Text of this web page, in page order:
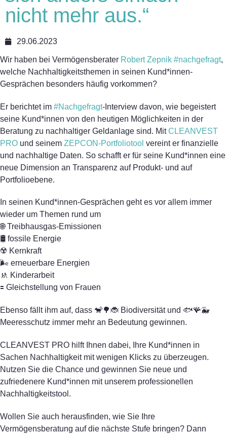
nicht mehr aus.“
29.06.2023
Wir haben bei Vermögensberater Robert Zepnik #nachgefragt,
welche Nachhaltigkeitsthemen in seinen Kund*innen-
Gesprächen besonders häufig vorkommen?
Er berichtet im #Nachgefragt-Interview davon, wie begeistert
seine Kund*innen von den heutigen Möglichkeiten in der
Beratung zu nachhaltiger Geldanlage sind. MitCLEANVEST
PRO und seinem ZEPCON-Portfoliotool vereint er finanzielle
und nachhaltige Daten. So schafft er für seine Kund*innen eine
neue Dimension an Transparenz auf Produkt- und auf
Portfolioebene.
In seinen Kund*innen-Gesprächen geht es vor allem immer
wieder um Themen rund um
🌐 Treibhausgas-Emissionen
🛢️ fossile Energie
☢️ Kernkraft
🌬️ erneuerbare Energien
🚸 Kinderarbeit
🟰 Gleichstellung von Frauen
Ebenso fällt ihm auf, dass 🐒🌳🐞 Biodiversität und 🐟🪸🐳
Meeresschutz immer mehr an Bedeutung gewinnen.
CLEANVEST PRO hilft Ihnen dabei, Ihre Kund*innen in
Sachen Nachhaltigkeit mit wenigen Klicks zu überzeugen.
Nutzen Sie die Chance und gewinnen Sie neue und
zufriedenere Kund*innen mit unserem professionellen
Nachhaltigkeitstool.
Wollen Sie auch herausfinden, wie Sie Ihre
Vermögensberatung auf die nächste Stufe bringen? Dann